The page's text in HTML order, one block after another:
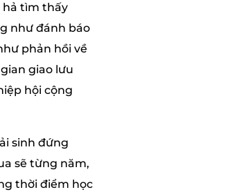
hả tìm thấy
như đánh báo
phản hồi về
giao lưu
hội cộng
sinh đứng
sẽ từng năm,
thời điểm học